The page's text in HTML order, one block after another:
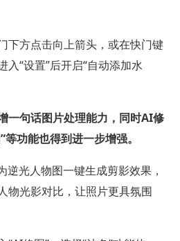
下方点击向上箭头，或在快门键
入“设置”后开启“自动添加水
一句话图片处理能力，同时AI修
功能也得到进一步增强。
逆光人物图一键生成剪影效果，
物光影对比，让照片更具氛围